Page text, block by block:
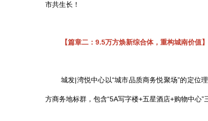
市共生长！
【篇章二： 9.5万方焕新综合体，重构城南价值】
城发|湾悦中心以“城市品质商务悦聚场”的定位
方商务地标群 ， 包含“5A写字楼+五星酒店+购物中心